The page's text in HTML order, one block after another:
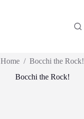
Home / Bocchi the Rock!
Bocchi the Rock!